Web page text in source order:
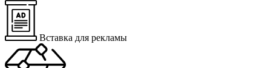
Вставка для рекламы